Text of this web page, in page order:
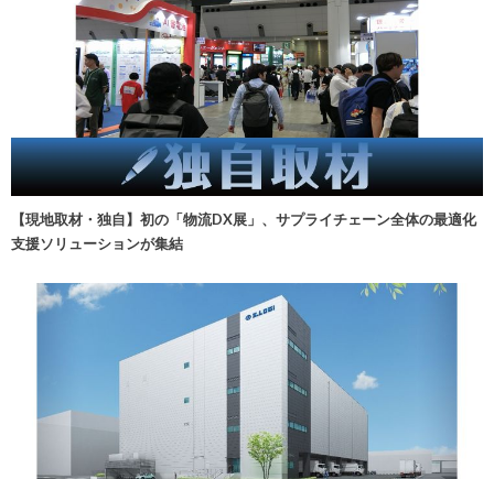
【現地取材・独自】初の「物流DX展」、サプライチェーン全体の最適化
支援ソリューションが集結